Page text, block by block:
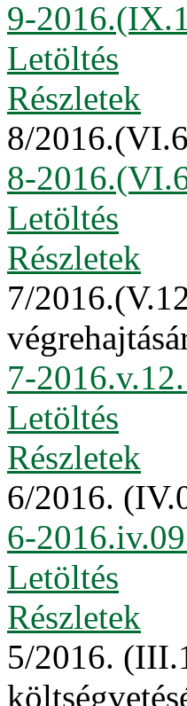
9-
Letöltés
Részletek
8/
8-
Letöltés
Részletek
7/
7-
Letöltés
Részletek
6/2016.
6-
Letöltés
Részletek
5/2016.